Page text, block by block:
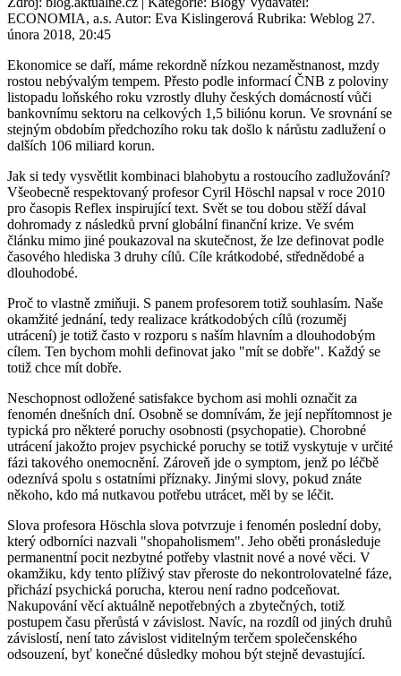
ECONOMIA, a.s. Autor: Eva Kislingerová Rubrika: Weblog 27.
února 2018, 20:45
Ekonomice se daří, máme rekordně nízkou nezaměstnanost, mzdy
rostou nebývalým tempem. Přesto podle informací ČNB z poloviny
listopadu loňského roku vzrostly dluhy českých domácností vůči
bankovnímu sektoru na celkových 1,5 biliónu korun. Ve srovnání se
stejným obdobím předchozího roku tak došlo k nárůstu zadlužení o
dalších 106 miliard korun.
Jak si tedy vysvětlit kombinaci blahobytu a rostoucího zadlužování?
Všeobecně respektovaný profesor Cyril Höschl napsal v roce 2010
pro časopis Reflex inspirující text. Svět se tou dobou stěží dával
dohromady z následků první globální finanční krize. Ve svém
článku mimo jiné poukazoval na skutečnost, že lze definovat podle
časového hlediska 3 druhy cílů. Cíle krátkodobé, střednědobé a
dlouhodobé.
Proč to vlastně zmiňuji. S panem profesorem totiž souhlasím. Naše
okamžité jednání, tedy realizace krátkodobých cílů (rozuměj
utrácení) je totiž často v rozporu s naším hlavním a dlouhodobým
cílem. Ten bychom mohli definovat jako "mít se dobře". Každý se
totiž chce mít dobře.
Neschopnost odložené satisfakce bychom asi mohli označit za
fenomén dnešních dní. Osobně se domnívám, že její nepřítomnost je
typická pro některé poruchy osobnosti (psychopatie). Chorobné
utrácení jakožto projev psychické poruchy se totiž vyskytuje v určité
fázi takového onemocnění. Zároveň jde o symptom, jenž po léčbě
odeznívá spolu s ostatními příznaky. Jinými slovy, pokud znáte
někoho, kdo má nutkavou potřebu utrácet, měl by se léčit.
Slova profesora Höschla slova potvrzuje i fenomén poslední doby,
který odborníci nazvali "shopaholismem". Jeho oběti pronásleduje
permanentní pocit nezbytné potřeby vlastnit nové a nové věci. V
okamžiku, kdy tento plíživý stav přeroste do nekontrolovatelné fáze,
přichází psychická porucha, kterou není radno podceňovat.
Nakupování věcí aktuálně nepotřebných a zbytečných, totiž
postupem času přerůstá v závislost. Navíc, na rozdíl od jiných druhů
závislostí, není tato závislost viditelným terčem společenského
odsouzení, byť konečné důsledky mohou být stejně devastující.